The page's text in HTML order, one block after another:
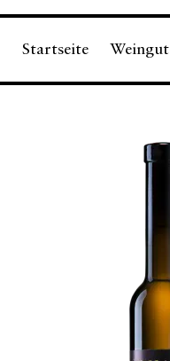
Startseite Weingut